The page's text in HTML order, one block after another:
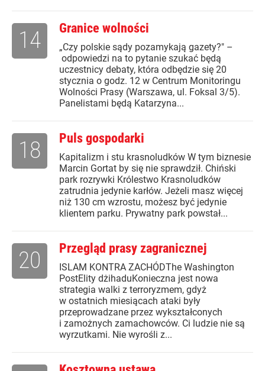
Granice wolności
„Czy polskie sądy pozamykają gazety?" –
odpowiedzi na to pytanie szukać będą
uczestnicy debaty, która odbędzie się 20
stycznia o godz. 12 w Centrum Monitoringu
Wolności Prasy (Warszawa, ul. Foksal 3/5).
Panelistami będą Katarzyna...
14
Puls gospodarki
Kapitalizm i stu krasnoludków W tym biznesie
Marcin Gortat by się nie sprawdził. Chiński
park rozrywki Królestwo Krasnoludków
zatrudnia jedynie karłów. Jeżeli masz więcej
niż 130 cm wzrostu, możesz być jedynie
klientem parku. Prywatny park powstał...
18
Przegląd prasy zagranicznej
ISLAM KONTRA ZACHÓDThe Washington
PostElity dżihaduKonieczna jest nowa
strategia walki z terroryzmem, gdyż
w ostatnich miesiącach ataki były
przeprowadzane przez wykształconych
i zamożnych zamachowców. Ci ludzie nie są
wyrzutkami. Nie wyrośli z...
20